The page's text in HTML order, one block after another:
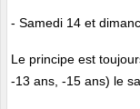
- Samedi 14 et
Le principe est
-13 ans, -15 ans) le